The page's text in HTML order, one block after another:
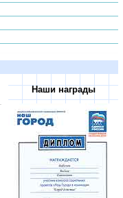
Наши награды